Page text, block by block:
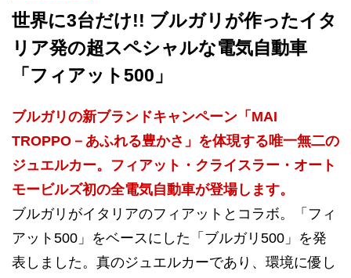
世界に3台だけ!! ブルガリが作ったイタ
リア発の超スペシャルな電気自動車
「フィアット500」
ブルガリの新ブランドキャンペーン「MAI
TROPPO－あふれる豊かさ」を体現する唯一無二の
ジュエルカー。フィアット・クライスラー・オート
モービルズ初の全電気自動車が登場します。
ブルガリがイタリアのフィアットとコラボ。「フィ
アット500」をベースにした「ブルガリ500」を発
表しました。真のジュエルカーであり、環境に優し